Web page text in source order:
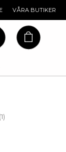
VÅRA BUTIKER
(röster:
1)